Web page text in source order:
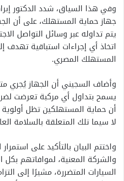
وفي هذا السياق، شدد الدكتور
جهاز حماية المستهلك، على أن
يتم تداوله عبر وسائل التواصل
اتخاذ أي إجراءات استباقية
المستهلك المصري.
وأضاف السجيني أن الجهاز يُجري
يسمح بتداول أي مركبة تعرضت
أن حماية المستهلكين تظل
لا سيما تلك المتعلقة بالسلامة
واختتم البيان بالتأكيد على
والشركة المعنية، لموافاتهم بكل
السيارات المتضررة، مشيرًا إلى